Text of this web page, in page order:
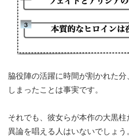
脇役陣の活躍に時間が割かれた
しまったことは事実です。
それでも、彼女らが本作の大黒
異論を唱える人はいないでしょう